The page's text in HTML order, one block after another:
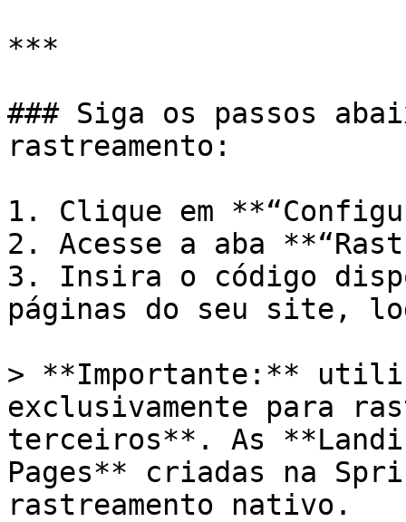
***
### Siga os passos
rastreamento:
1. Clique em
2. Acesse a aba
3. Insira o código
páginas do seu site,
> **Importante:**
exclusivamente para
terceiros**. As
Pages** criadas na
rastreamento nativo.